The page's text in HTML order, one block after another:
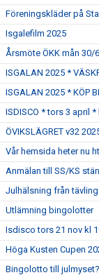
Föreningskläder på
Isgalefilm 2025
Årsmöte ÖKK mån 30/6
ISGALAN 2025 *
ISGALAN 2025 * KÖP
ISDISCO * tors 3 april
ÖVIKSLÄGRET v32
Vår hemsida heter nu
Anmälan till SS/KS
Julhälsning från
Utlämning bingolotter
Isdisco tors 21 nov kl
Höga Kusten Cupen
Bingolotto till julmyset?